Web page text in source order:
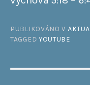
PUBLIKOVÁNO V
TAGGED YOUTUBE